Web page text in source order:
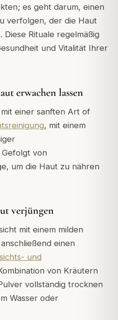
es geht darum, einen
verfolgen, der die Haut
Diese Rituale regelmäßig
und Vitalität Ihrer
erwachen lassen
einer sanften Art of
, mit einem
Gefolgt von
um die Haut zu nähren
verjüngen
mit einem milden
einen
und
von Kräutern
vollständig trocknen
Wasser oder